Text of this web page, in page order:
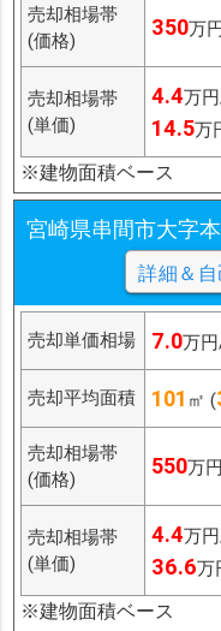
売却相場帯
(価格)
350万
売却相場帯
(単価)
4.4万
14.5万
※建物面積ベース
宮崎県串間市大字
詳細＆
売却単価相場 7.0万
売却平均面積 101 ㎡ (
売却相場帯
(価格)
550万
売却相場帯
(単価)
4.4万
36.6万
※建物面積ベース